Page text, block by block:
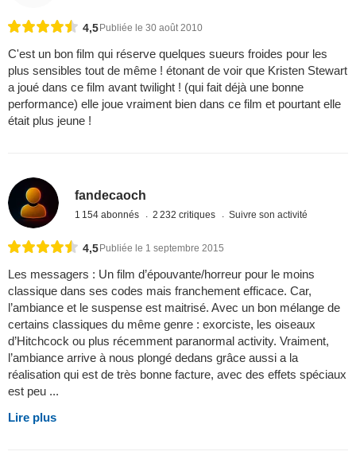
4,5Publiée le 30 août 2010
C'est un bon film qui réserve quelques sueurs froides pour les
plus sensibles tout de même ! étonant de voir que Kristen Stewart
a joué dans ce film avant twilight ! (qui fait déjà une bonne
performance) elle joue vraiment bien dans ce film et pourtant elle
était plus jeune !
fandecaoch
1 154 abonnés 2 232 critiques Suivre son activité
4,5 Publiée le 1 septembre 2015
Les messagers : Un film d’épouvante/horreur pour le moins
classique dans ses codes mais franchement efficace. Car,
l’ambiance et le suspense est maitrisé. Avec un bon mélange de
certains classiques du même genre : exorciste, les oiseaux
d’Hitchcock ou plus récemment paranormal activity. Vraiment,
l’ambiance arrive à nous plongé dedans grâce aussi a la
réalisation qui est de très bonne facture, avec des effets spéciaux
est peu ...
Lire plus